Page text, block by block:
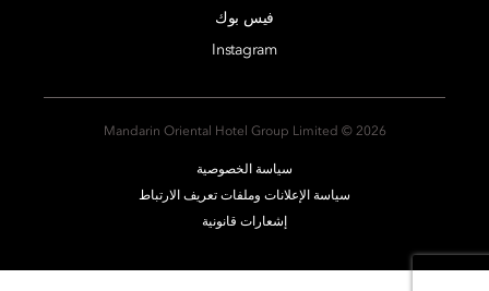
فيس بوك
Instagram
2026 © Mandarin Oriental Hotel Group Limited
سياسة الخصوصية
سياسة الإعلانات وملفات تعريف الارتباط
إشعارات قانونية